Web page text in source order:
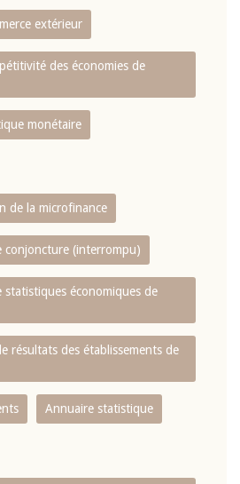
extérieur
des économies de
monétaire
de la microfinance
conjoncture (interrompu)
statistiques économiques de
résultats des établissements de
Annuaire statistique